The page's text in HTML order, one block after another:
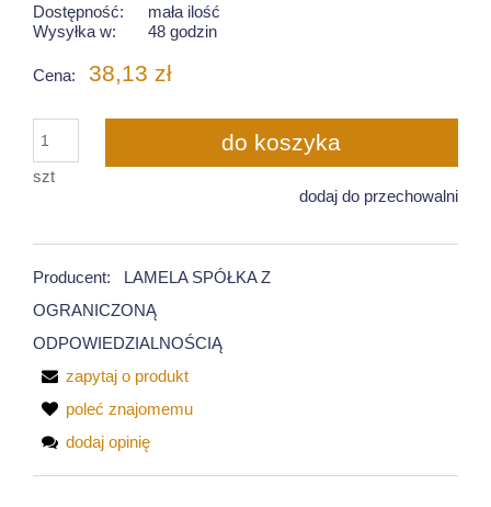
Dostępność:
mała ilość
Wysyłka w:
48 godzin
Cena: 38,13 zł
szt
do koszyka
dodaj do przechowalni
Producent:
LAMELA SPÓŁKA Z
OGRANICZONĄ
ODPOWIEDZIALNOŚCIĄ
zapytaj o produkt
poleć znajomemu
dodaj opinię